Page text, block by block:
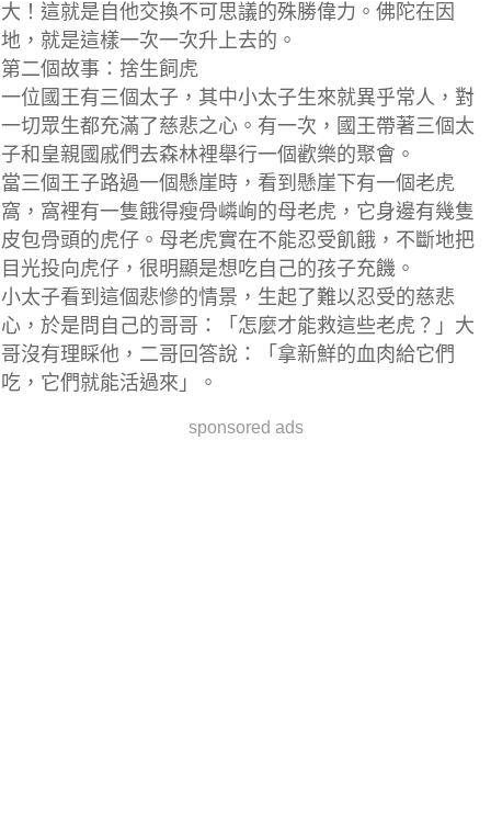
大！這就是自他交換不可思議的殊勝偉力。佛陀在因
地，就是這樣一次一次升上去的。
第二個故事：捨生飼虎
一位國王有三個太子，其中小太子生來就異乎常人，對
一切眾生都充滿了慈悲之心。有一次，國王帶著三個太
子和皇親國戚們去森林裡舉行一個歡樂的聚會。
當三個王子路過一個懸崖時，看到懸崖下有一個老虎
窩，窩裡有一隻餓得瘦骨嶙峋的母老虎，它身邊有幾隻
皮包骨頭的虎仔。母老虎實在不能忍受飢餓，不斷地把
目光投向虎仔，很明顯是想吃自己的孩子充饑。
小太子看到這個悲慘的情景，生起了難以忍受的慈悲
心，於是問自己的哥哥：「怎麼才能救這些老虎？」大
哥沒有理睬他，二哥回答說：「拿新鮮的血肉給它們
吃，它們就能活過來」。
sponsored ads